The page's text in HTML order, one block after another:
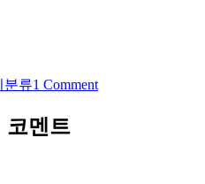
분류1 Comment
코멘트